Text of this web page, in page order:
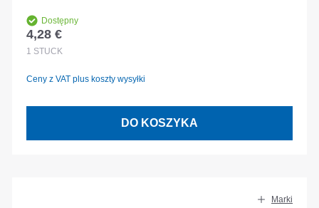
Dostępny
Cena regularna:
4,28 €
1 STÜCK
Ceny z VAT plus koszty wysyłki
DO KOSZYKA
Marki